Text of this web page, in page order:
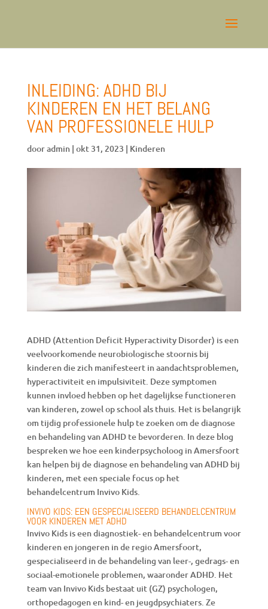
INLEIDING: ADHD BIJ
KINDEREN EN HET BELANG
VAN PROFESSIONELE HULP
dooradmin| okt 31, 2023 | Kinderen
ADHD (Attention Deficit Hyperactivity Disorder) is een
veelvoorkomende neurobiologische stoornis bij
kinderen die zich manifesteert in aandachtsproblemen,
hyperactiviteit en impulsiviteit. Deze symptomen
kunnen invloed hebben op het dagelijkse functioneren
van kinderen, zowel op school als thuis. Het is belangrijk
om tijdig professionele hulp te zoeken om de diagnose
en behandeling van ADHD te bevorderen. In deze blog
bespreken we hoe een kinderpsycholoog in Amersfoort
kan helpen bij de diagnose en behandeling van ADHD bij
kinderen, met een speciale focus op het
behandelcentrum Invivo Kids.
INVIVO KIDS: EEN GESPECIALISEERD BEHANDELCENTRUM
VOOR KINDEREN MET ADHD
Invivo Kids is een diagnostiek- en behandelcentrum voor
kinderen en jongeren in de regio Amersfoort,
gespecialiseerd in de behandeling van leer-, gedrags- en
sociaal-emotionele problemen, waaronder ADHD. Het
team van Invivo Kids bestaat uit (GZ) psychologen,
orthopedagogen en kind- en jeugdpsychiaters. Ze